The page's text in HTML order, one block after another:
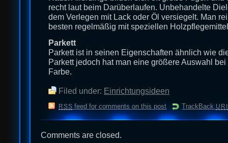
recht laut beim Darüberlaufen. Unbehandelte
dem Verlegen mit Lack oder Öl versiegelt. Man
besten regelmäßig mit speziellen
Parkett
Parkett ist in seinen Eigenschaften ähnlich wie
Parkett jedoch hat man eine größere Auswahl
Farbe.
Filed under: Einrichtungsideen
RSS feed for comments on this post TrackBack URI
Comments are closed.